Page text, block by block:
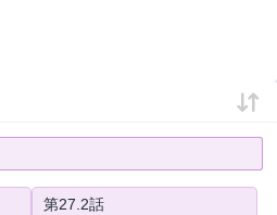
第27.2話